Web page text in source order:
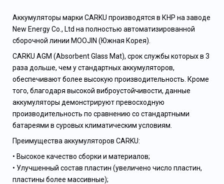
Аккумуляторы марки CARKU производятся в КНР на заводе
New Energy Co., Ltd на полностью автоматизированной
сборочной линии MOOJIN (Южная Корея).
CARKU AGM (Absorbent Glass Mat), срок службы которых в 3
раза дольше, чем у стандартных аккумуляторов,
обеспечивают более высокую производительность. Кроме
того, благодаря высокой виброустойчивости, данные
аккумуляторы демонстрируют превосходную
производительность по сравнению со стандартными
батареями в суровых климатическим условиям.
Преимущества аккумуляторов CARKU:
• Высокое качество сборки и материалов;
• Улучшенный состав пластин (увеличено число пластин,
пластины более массивные);